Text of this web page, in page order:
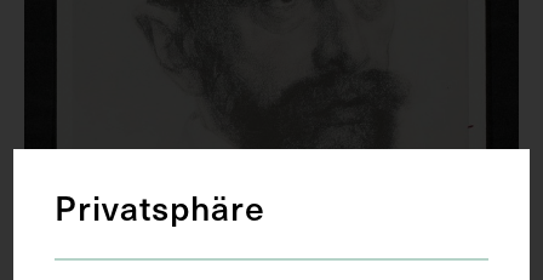
Privatsphäre